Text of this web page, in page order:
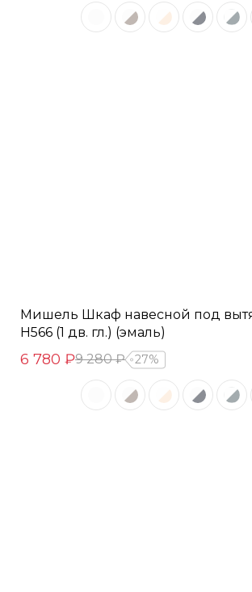
Мишель Шкаф навесной под
Н566 (1 дв. гл.) (эмаль)
6 780 ₽9 280 ₽ 27%